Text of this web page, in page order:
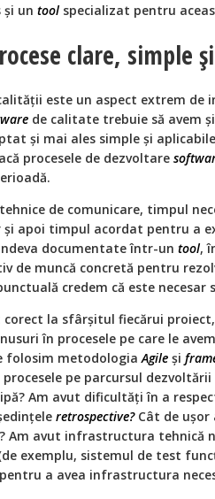
și un tool specializat pentru
clare, simple
este un aspect extrem de
de calitate trebuie să avem
şi mai ales simple şi
procesele de dezvoltare
de comunicare, timpul
şi apoi timpul acordat pentru a
documentate într-un tool,
de muncă concretă pentru
credem că este
la sfârşitul fiecărui
în procesele pe care le
folosim metodologiaAgile și
pe parcursul
Am avut dificultăţi în a
retrospective?Cât de uşor
? Am avut infrastructura tehnică
exemplu, sistemul de test
a avea infrastructura